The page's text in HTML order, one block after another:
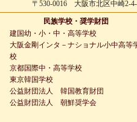
〒530-0016 大阪市北区中崎2-
民族学校・奨学財団
建国幼・小・中・高等学校
大阪金剛インタ－ナショナル小中高等
校
京都国際中・高等学校
東京韓国学校
公益財団法人 韓国教育財団
公益財団法人 朝鮮奨学会